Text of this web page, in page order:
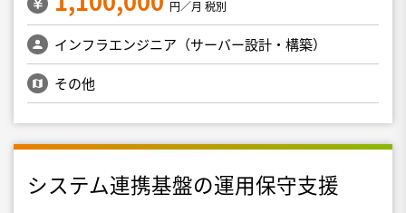
円／月 税別
インフラエンジニア（サーバー設計・構築）
その他
システム連携基盤の運用保守支援